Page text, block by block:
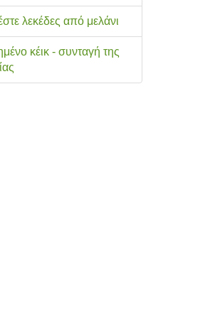
λεκέδες από μελάνι
κέικ - συνταγή της